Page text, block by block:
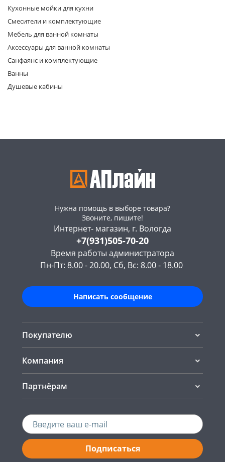
Кухонные мойки для кухни
Смесители и комплектующие
Мебель для ванной комнаты
Аксессуары для ванной комнаты
Санфаянс и комплектующие
Ванны
Душевые кабины
Нужна помощь в выборе товара?
Звоните, пишите!
Интернет- магазин, г. Вологда
+7(931)505-70-20
Время работы администратора
Пн-Пт: 8.00 - 20.00, Сб, Вс: 8.00 - 18.00
Написать сообщение
Покупателю
Компания
Партнёрам
Подписаться